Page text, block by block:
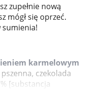
w celu
do Twoich
zupełnie nową
mógł się oprzeć.
sumienia!
karmelowym
czekolada
[substancja